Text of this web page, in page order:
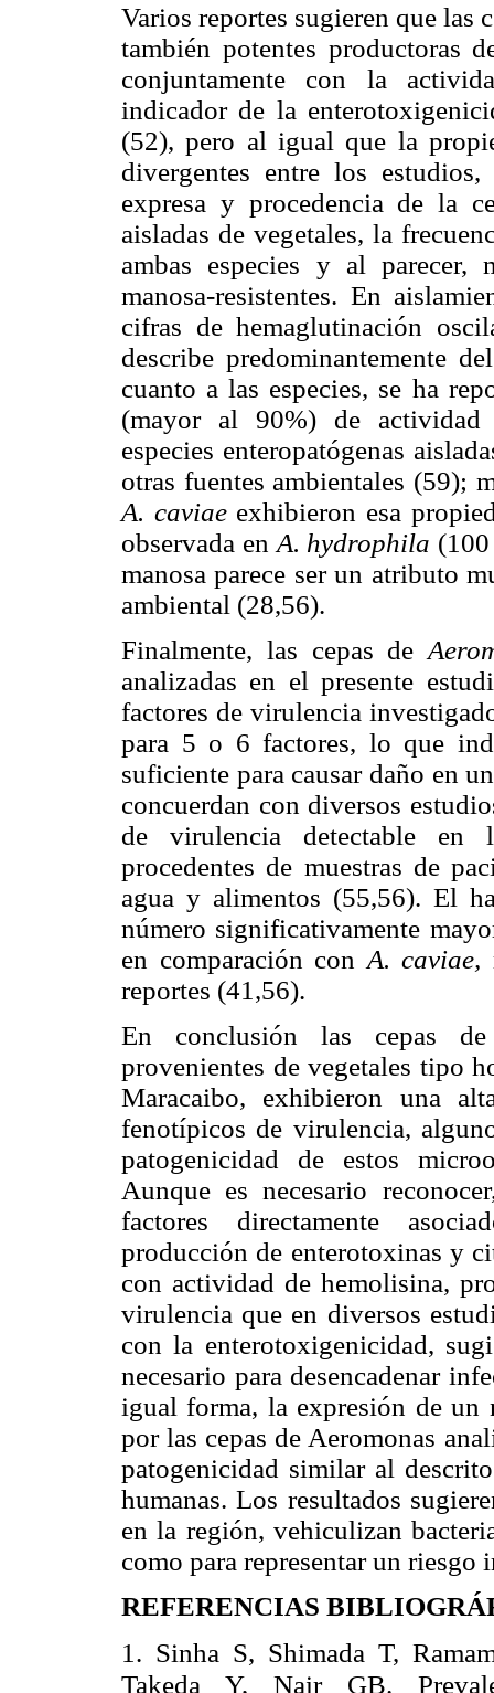
Varios reportes sugieren que las
también potentes productoras
conjuntamente con la
indicador de la
(52), pero al igual que la
divergentes entre los
expresa y procedencia de la
aisladas de vegetales, la
ambas especies y al parecer,
manosa-resistentes. En
cifras de hemaglutinación
describe predominantemente
cuanto a las especies, se ha
(mayor al 90%) de actividad
especies enteropatógenas
otras fuentes ambientales (59);
A. caviae exhibieron esa
observada en A. hydrophila
manosa parece ser un atributo
ambiental (28,56).
Finalmente, las cepas de
analizadas en el presente
factores de virulencia
para 5 o 6 factores, lo que
suficiente para causar daño en
concuerdan con diversos
de virulencia detectable en
procedentes de muestras de
agua y alimentos (55,56). El
número significativamente
en comparación con A. caviae,
reportes (41,56).
En conclusión las cepas
provenientes de vegetales tipo
Maracaibo, exhibieron una
fenotípicos de virulencia,
patogenicidad de estos
Aunque es necesario
factores directamente
producción de enterotoxinas y
con actividad de hemolisina,
virulencia que en diversos
con la enterotoxigenicidad,
necesario para desencadenar
igual forma, la expresión de un
por las cepas de Aeromonas
patogenicidad similar al
humanas. Los resultados
en la región, vehiculizan
como para representar un
REFERENCIAS
1. Sinha S, Shimada T,
Takeda Y, Nair GB.